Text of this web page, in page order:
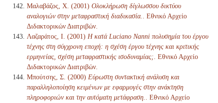
Μαλαβάζος, Χ. (2001) Ολοκλήρωση δίγλωσσου δικτύου
αναλογιών στην μεταφραστική διαδικασία.
. Εθνικό Αρχείο
Διδακτορικών Διατριβών.
Λαζαράτος, Ι. (2001) Η κατά Luciano Nanni πολυσημία του έργου
τέχνης στη σύγχρονη εποχή: η σχέση έργου τέχνης και κριτικής
ερμηνείας, σχέση μεταφραστικής ισοδυναμίας; . Εθνικό Αρχείο
Διδακτορικών Διατριβών.
Μπούτσης, Σ. (2000) Εύρωστη συντακτική ανάλυση και
παραλληλοποίηση κειμένων με εφαρμογές στην ανάκτηση
πληροφοριών και την αυτόματη μετάφραση.
. Εθνικό Αρχείο